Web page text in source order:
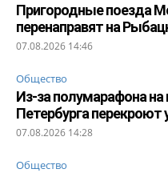
Пригородные поезда
перенаправят на
07.08.2026 14:46
Общество
Из-за полумарафона
Петербурга перекроют
07.08.2026 14:28
Общество